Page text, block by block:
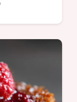
Gâteau de
dété ou